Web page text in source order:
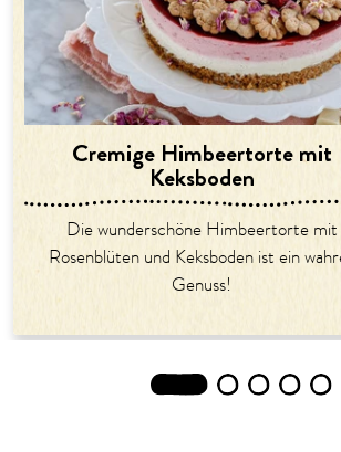
Cremige Himbeertorte mit
Keksboden
Die wunderschöne Himbeertorte mit
Rosenblüten und Keksboden ist ein
Genuss!
1 2 3 4 5